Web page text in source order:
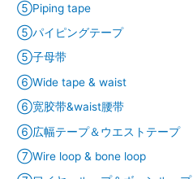
⑤Piping tape
⑤パイピングテープ
⑤子母带
⑥Wide tape & waist
⑥宽胶带&waist腰带
⑥広幅テープ＆ウエストテープ
⑦Wire loop & bone loop